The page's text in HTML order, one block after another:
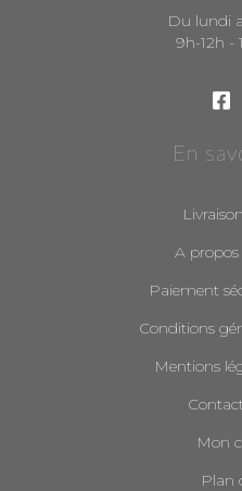
Du lundi
9h-12h -
En
A
Paiement
Conditions
Mentions
Mon
Plan